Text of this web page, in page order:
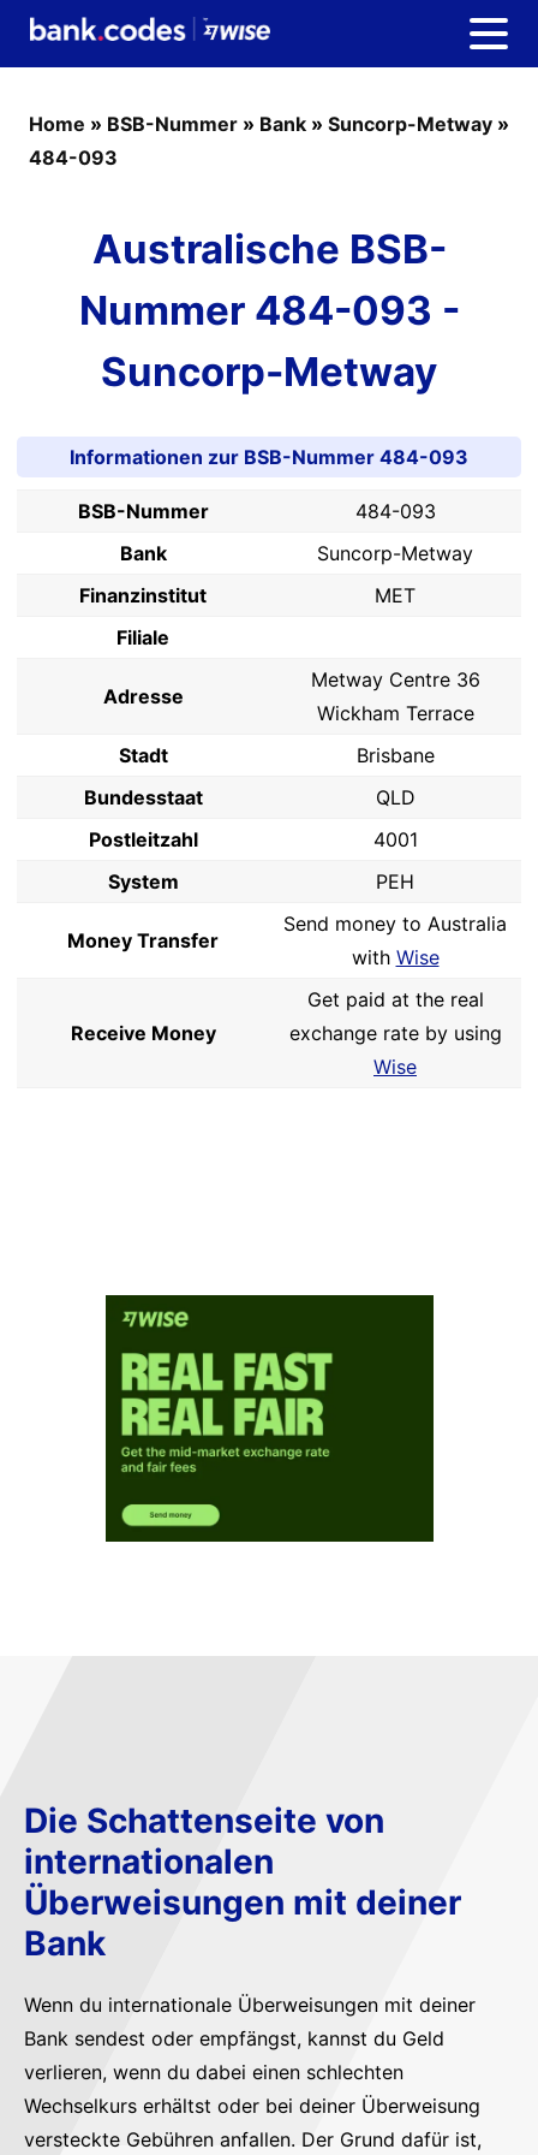
Home » BSB-Nummer » Bank » Suncorp-Metway »
484-093
Australische BSB-
Nummer 484-093 -
Suncorp-Metway
Informationen zur BSB-Nummer 484-093
BSB-Nummer
484-093
Bank
Suncorp-Metway
Finanzinstitut
MET
Filiale
Adresse
Metway Centre 36
Wickham Terrace
Stadt
Brisbane
Bundesstaat
QLD
Postleitzahl
4001
System
PEH
Money Transfer
Send money to Australia
with Wise
Receive Money
Get paid at the real
exchange rate by using
Wise
Die Schattenseite von
internationalen
Überweisungen mit deiner
Bank
Wenn du internationale Überweisungen mit deiner
Bank sendest oder empfängst, kannst du Geld
verlieren, wenn du dabei einen schlechten
Wechselkurs erhältst oder bei deiner Überweisung
versteckte Gebühren anfallen. Der Grund dafür ist,